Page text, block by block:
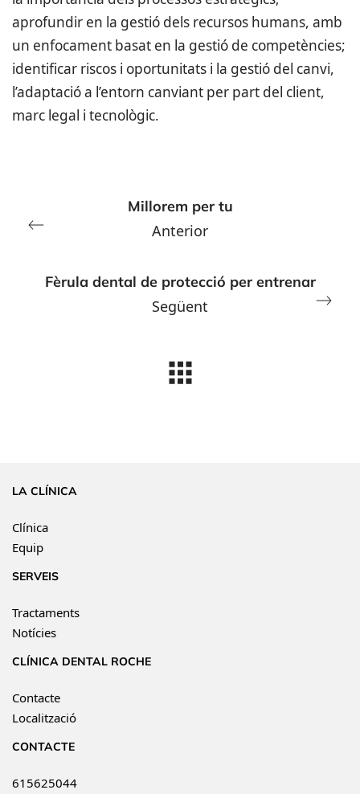
aprofundir en la gestió dels recursos humans, amb
un enfocament basat en la gestió de competències;
identificar riscos i oportunitats i la gestió del canvi,
l’adaptació a l’entorn canviant per part del client,
marc legal i tecnològic.
Millorem per tu
Anterior
Fèrula dental de protecció per entrenar
Següent
LA CLÍNICA
Clínica
Equip
SERVEIS
Tractaments
Notícies
CLÍNICA DENTAL ROCHE
Contacte
Localització
CONTACTE
615625044